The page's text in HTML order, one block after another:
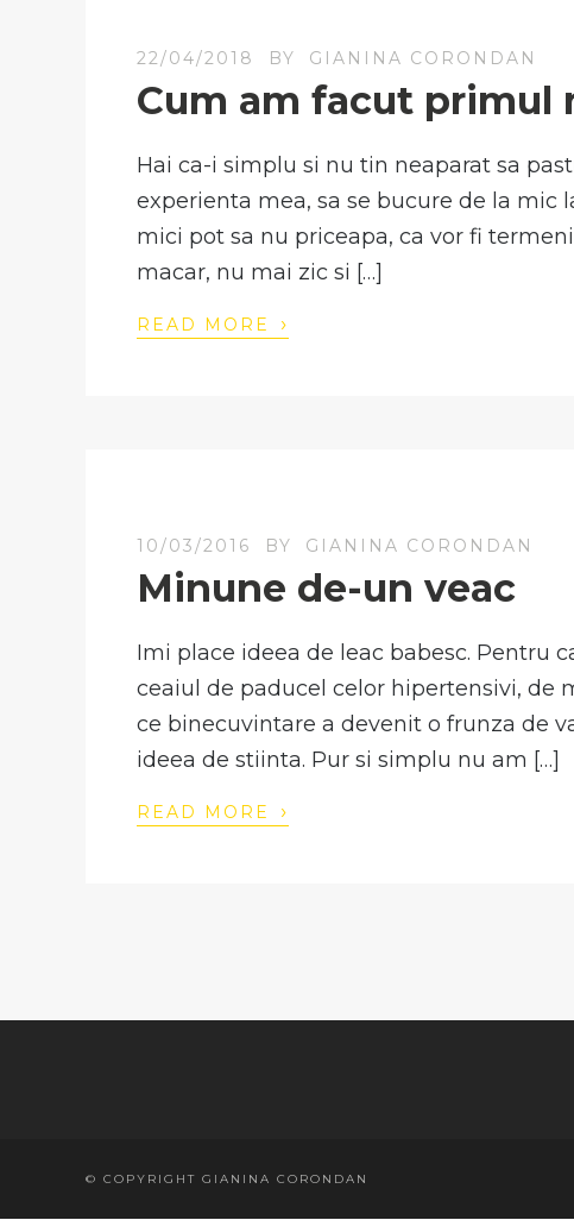
22/04/2018 BY GIANINA CORONDAN
Cum am facut primul
Hai ca-i simplu si nu tin neaparat sa
experienta mea, sa se bucure de la mic
mici pot sa nu priceapa, ca vor fi
macar, nu mai zic si […]
READ MORE ›
10/03/2016 BY GIANINA CORONDAN
Minune de-un veac
Imi place ideea de leac babesc. Pentru
ceaiul de paducel celor hipertensivi, de
ce binecuvintare a devenit o frunza de
ideea de stiinta. Pur si simplu nu am […]
READ MORE ›
© COPYRIGHT GIANINA CORONDAN